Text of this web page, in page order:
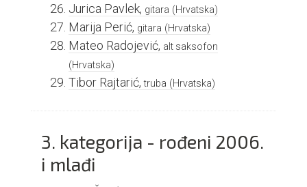
Jurica Pavlek, gitara (Hrvatska)
Marija Perić, gitara (Hrvatska)
Mateo Radojević, alt saksofon
(Hrvatska)
Tibor Rajtarić,truba (Hrvatska)
3. kategorija - rođeni 2006.
i mlađi